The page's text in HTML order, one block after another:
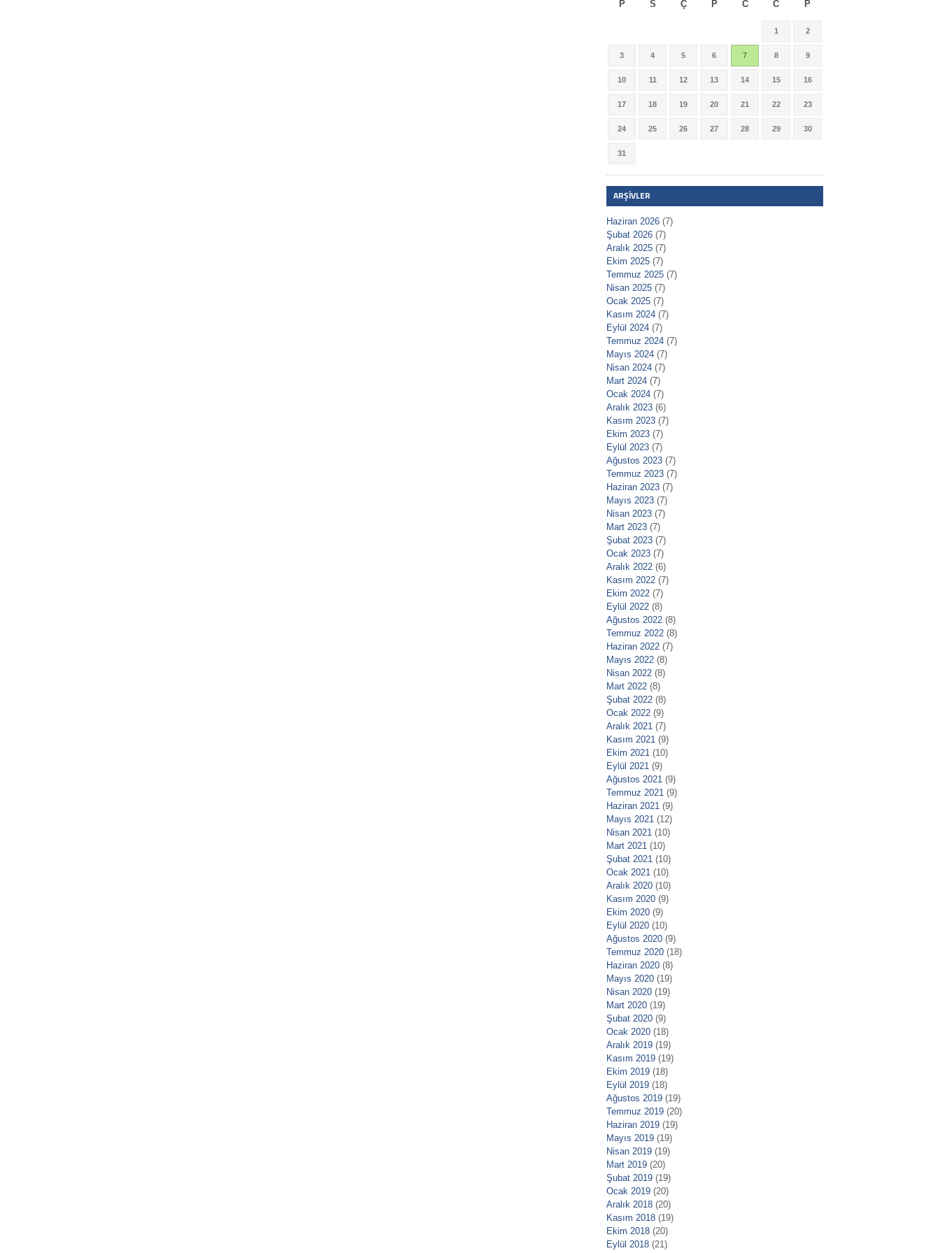
P S Ç P C C P
1 2
3 4 5 6 7 8 9
10 11 12 13 14 15 16
17 18 19 20 21 22 23
24 25 26 27 28 29 30
31
ARŞIVLER
Haziran 2026 (7)
Şubat 2026 (7)
Aralık 2025 (7)
Ekim 2025 (7)
Temmuz 2025 (7)
Nisan 2025 (7)
Ocak 2025 (7)
Kasım 2024 (7)
Eylül 2024 (7)
Temmuz 2024 (7)
Mayıs 2024 (7)
Nisan 2024 (7)
Mart 2024 (7)
Ocak 2024 (7)
Aralık 2023 (6)
Kasım 2023 (7)
Ekim 2023 (7)
Eylül 2023 (7)
Ağustos 2023 (7)
Temmuz 2023 (7)
Haziran 2023 (7)
Mayıs 2023 (7)
Nisan 2023 (7)
Mart 2023 (7)
Şubat 2023 (7)
Ocak 2023 (7)
Aralık 2022 (6)
Kasım 2022 (7)
Ekim 2022 (7)
Eylül 2022 (8)
Ağustos 2022 (8)
Temmuz 2022 (8)
Haziran 2022 (7)
Mayıs 2022 (8)
Nisan 2022 (8)
Mart 2022 (8)
Şubat 2022 (8)
Ocak 2022 (9)
Aralık 2021 (7)
Kasım 2021 (9)
Ekim 2021 (10)
Eylül 2021 (9)
Ağustos 2021 (9)
Temmuz 2021 (9)
Haziran 2021 (9)
Mayıs 2021 (12)
Nisan 2021 (10)
Mart 2021 (10)
Şubat 2021 (10)
Ocak 2021 (10)
Aralık 2020 (10)
Kasım 2020 (9)
Ekim 2020 (9)
Eylül 2020 (10)
Ağustos 2020 (9)
Temmuz 2020 (18)
Haziran 2020 (8)
Mayıs 2020 (19)
Nisan 2020 (19)
Mart 2020 (19)
Şubat 2020 (9)
Ocak 2020 (18)
Aralık 2019 (19)
Kasım 2019 (19)
Ekim 2019 (18)
Eylül 2019 (18)
Ağustos 2019 (19)
Temmuz 2019 (20)
Haziran 2019 (19)
Mayıs 2019 (19)
Nisan 2019 (19)
Mart 2019 (20)
Şubat 2019 (19)
Ocak 2019 (20)
Aralık 2018 (20)
Kasım 2018 (19)
Ekim 2018 (20)
Eylül 2018 (21)